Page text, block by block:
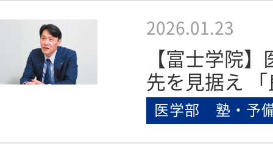
医学部 塾・予
2026.01.23
【富士学院
先を見据え